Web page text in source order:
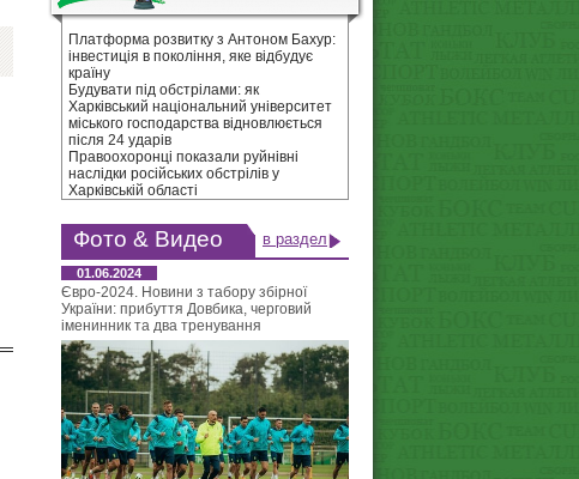
Платформа розвитку з Антоном Бахур:
інвестиція в покоління, яке відбудує
країну
Будувати під обстрілами: як
Харківський національний університет
міського господарства відновлюється
після 24 ударів
Правоохоронці показали руйнівні
наслідки російських обстрілів у
Харківській області
Фото & Видео в раздел
01.06.2024
Євро-2024. Новини з табору збірної
України: прибуття Довбика, черговий
іменинник та два тренування